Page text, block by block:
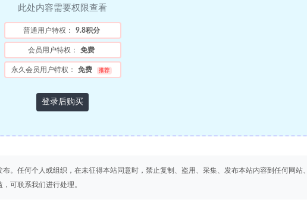
此处内容需要权限查看
普通用户特权： 9.8积分
会员用户特权： 免费
永久会员用户特权： 免费 推荐
登录后购买
。任何个人或组织，在未征得本站同意时，禁止复制、盗用、采集、发布本站内容到任何网站、
可联系我们进行处理。